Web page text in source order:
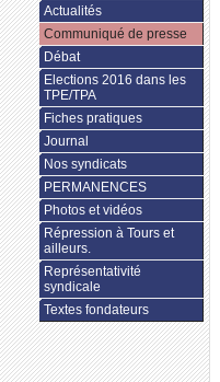
Actualités
Communiqué de presse
Débat
Elections 2016 dans les
TPE/TPA
Fiches pratiques
Journal
Nos syndicats
PERMANENCES
Photos et vidéos
Répression à Tours et
ailleurs.
Représentativité
syndicale
Textes fondateurs